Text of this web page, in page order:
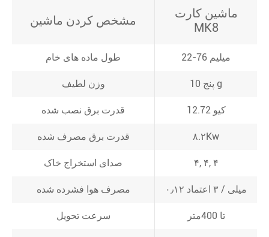
مشخص کردن ماشین
ماشین کارت
MK8
طول ماده های خام 22-76 ميليم
وزن لطیف پنج 10 g
قدرت برق نصب شده 12.72 کیو
قدرت برق مصرف شده ۸.۲Kw
صدای استخراج خاک ۴, ۴, ۴
مصرف هوا فشرده شده ۰٫۱۲ میلی / ۳ اعتماد
سرعت تحویل تا 400متر